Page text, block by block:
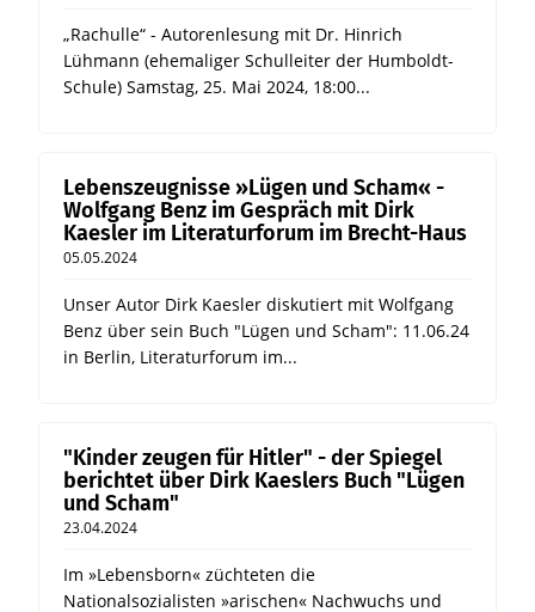
„Rachulle“ - Autorenlesung mit Dr. Hinrich
Lühmann (ehemaliger Schulleiter der Humboldt-
Schule) Samstag, 25. Mai 2024, 18:00...
Lebenszeugnisse »Lügen und Scham« -
Wolfgang Benz im Gespräch mit Dirk
Kaesler im Literaturforum im Brecht-Haus
05.05.2024
Unser Autor Dirk Kaesler diskutiert mit Wolfgang
Benz über sein Buch "Lügen und Scham": 11.06.24
in Berlin, Literaturforum im...
"Kinder zeugen für Hitler" - der Spiegel
berichtet über Dirk Kaeslers Buch "Lügen
und Scham"
23.04.2024
Im »Lebensborn« züchteten die
Nationalsozialisten »arischen« Nachwuchs und